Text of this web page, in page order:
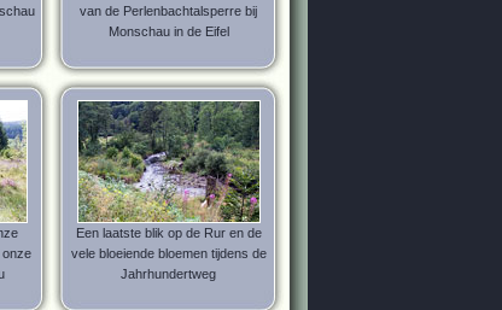
van de Perlenbachtalsperre bij
Monschau in de Eifel
onze
Een laatste blik op de Rur en de
vele bloeiende bloemen tijdens de
Jahrhundertweg